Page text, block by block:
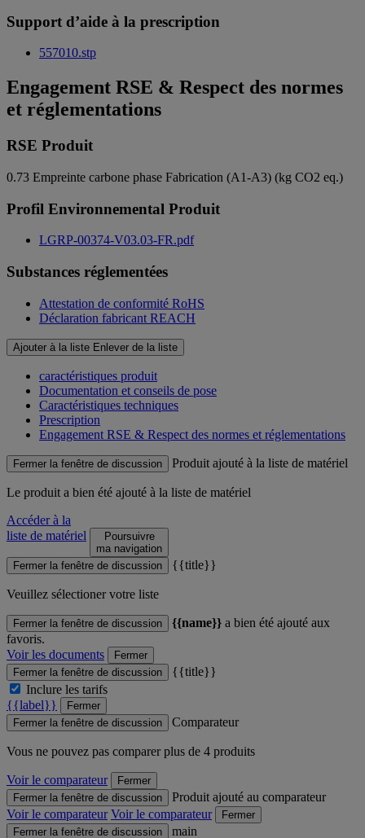
Support d’aide à la prescription
557010.stp
Engagement RSE & Respect des normes
et réglementations
RSE Produit
0.73 Empreinte carbone phase Fabrication (A1-A3) (kg CO2 eq.)
Profil Environnemental Produit
LGRP-00374-V03.03-FR.pdf
Substances réglementées
Attestation de conformité RoHS
Déclaration fabricant REACH
Ajouter à la liste Enlever de la liste
caractéristiques produit
Documentation et conseils de pose
Caractéristiques techniques
Prescription
Engagement RSE & Respect des normes et réglementations
Fermer la fenêtre de discussion Produit ajouté à la liste de matériel
Le produit a bien été ajouté à la liste de matériel
Accéder à la
liste de matériel
Poursuivre
ma navigation
Fermer la fenêtre de discussion
{{title}}
Veuillez sélectioner votre liste
Fermer la fenêtre de discussion {{name}} a bien été ajouté aux
favoris.
Voir les documents
Fermer
Fermer la fenêtre de discussion
{{title}}
Inclure les tarifs
{{label}}
Fermer
Fermer la fenêtre de discussion
Comparateur
Vous ne pouvez pas comparer plus de 4 produits
Voir le comparateur
Fermer
Fermer la fenêtre de discussion
Produit ajouté au comparateur
Voir le comparateur Voir le comparateur
Fermer
Fermer la fenêtre de discussion
main